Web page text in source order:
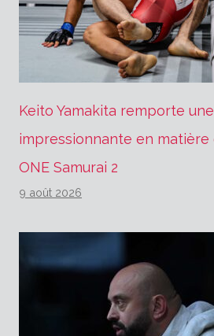
Keito Yamakita remporte
impressionnante en matière
ONE Samurai 2
9 août 2026